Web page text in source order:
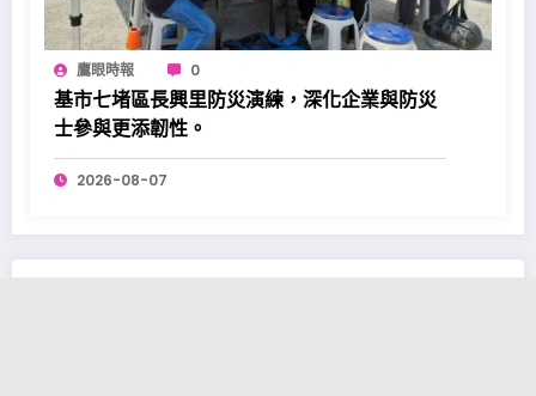
鷹眼時報 0
基市七堵區長興里防災演練，深化企業與防災
士參與更添韌性。
2026-08-07